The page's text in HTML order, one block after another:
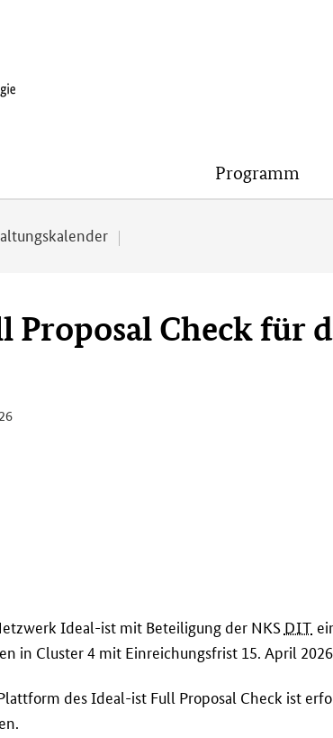
Programm
Proposal Check für
Ideal-ist mit Beteiligung der NKS DIT
in Cluster4 mit Einreichungsfrist 15. April
des Ideal-ist Full Proposal Check ist